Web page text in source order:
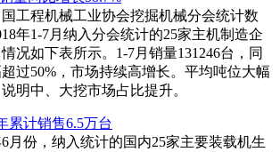
工程机械工业协会挖掘机械分会统计数
年1-7月纳入分会统计的25家主机制造企
况如下表所示。1-7月销量131246台，同
过50%，市场持续高增长。平均吨位大幅
明中、大挖市场占比提升。
累计销售6.5万台
6月份，纳入统计的国内25家主要装载机生